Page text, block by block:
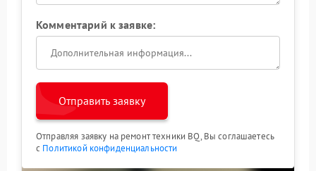
Комментарий к заявке:
Отправить заявку
Отправляя заявку на ремонт техники BQ, Вы соглашаетесь
с Политикой конфиденциальности